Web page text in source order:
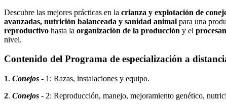
Descubre las mejores prácticas en la crianza y explotación de
avanzadas, nutrición balanceada y sanidad animal para una
reproductivo hasta la organización de la producción y el
nivel.
Contenido del Programa de especialización a
1. Conejos - 1: Razas, instalaciones y equipo.
2. Conejos - 2: Reproducción, manejo, mejoramiento genético,